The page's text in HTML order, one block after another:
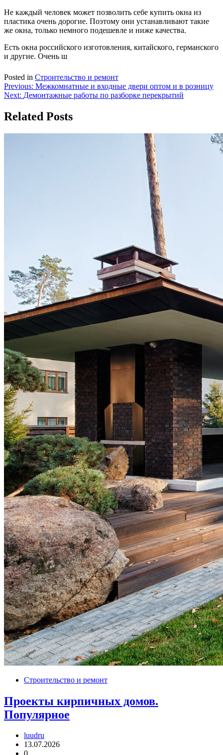
Не каждый человек может позволить себе купить окна из
пластика очень дорогие. Поэтому они устанавливают такие
же окна, только немного подешевле и ниже качества.
Есть окна российского изготовления, китайского, германского
и другие. Очень ш
Posted in Строительство и ремонт
Навигация
по
записям
Previous: Межкомнатные и входные двери оптом и в розницу
Next: Демонтажные работы по разборке перекрытий
Related Posts
Строительство и ремонт
Проекты кирпичных домов.
Популярное
luudru
13.07.2026